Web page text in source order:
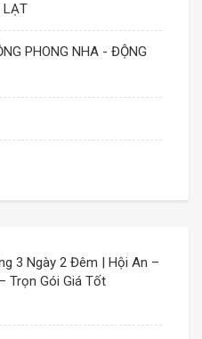
LẠT
PHONG NHA - ĐỘNG
3 Ngày 2 Đêm | Hội An –
Trọn Gói Giá Tốt